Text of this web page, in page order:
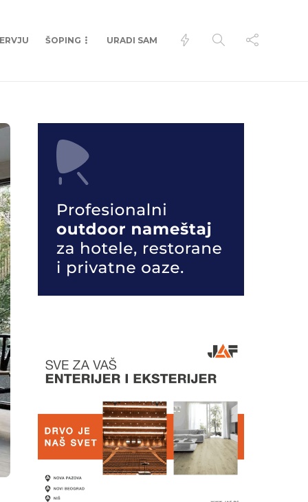
ŠOPING URADI SAM